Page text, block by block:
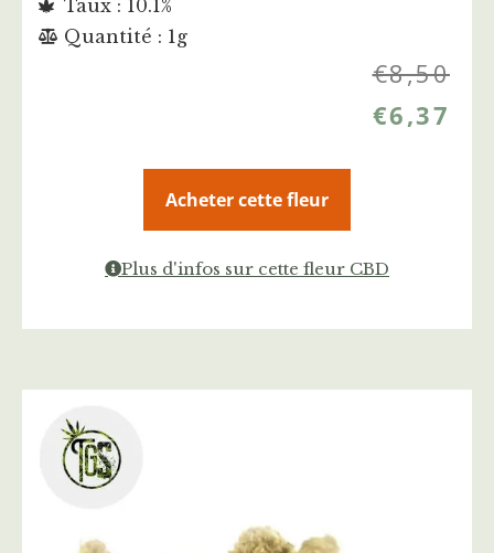
Taux : 10.1%
Quantité : 1g
€8,50
€6,37
Acheter cette fleur
Plus d'infos sur cette fleur CBD